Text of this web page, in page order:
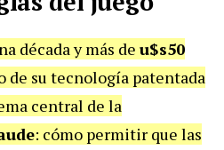
década y más de u$s50
de su tecnología patentada
central de la
: cómo permitir que las